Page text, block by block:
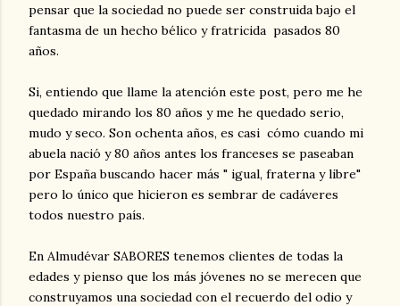
pensar que la sociedad no puede ser construida bajo el
fantasma de un hecho bélico y fratricida pasados 80
años.
Si, entiendo que llame la atención este post, pero me he
quedado mirando los 80 años y me he quedado serio,
mudo y seco. Son ochenta años, es casi cómo cuando mi
abuela nació y 80 años antes los franceses se paseaban
por España buscando hacer más " igual, fraterna y libre"
pero lo único que hicieron es sembrar de cadáveres
todos nuestro país.
En Almudévar SABORES tenemos clientes de todas la
edades y pienso que los más jóvenes no se merecen que
construyamos una sociedad con el recuerdo del odio y